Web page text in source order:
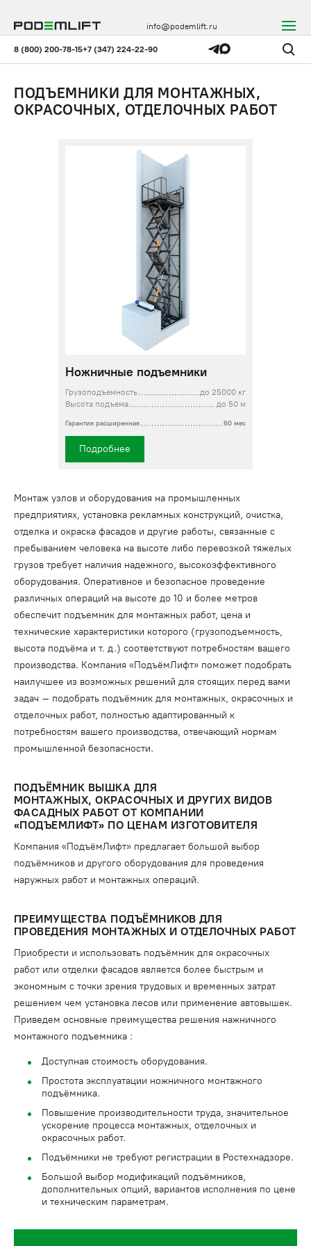
8 (800) 200-78-15+7 (347) 224-22-90
info@podemlift.ru
ПОДЪЕМНИКИ ДЛЯ МОНТАЖНЫХ,
ОКРАСОЧНЫХ, ОТДЕЛОЧНЫХ РАБОТ
Ножничные подъемники
Грузоподъемность
до 25000 кг
Высота подъема
до 50 м
Гарантия расширенная 60 мес
Подробнее
Монтаж узлов и оборудования на промышленных
предприятиях, установка рекламных конструкций, очистка,
отделка и окраска фасадов и другие работы, связанные с
пребыванием человека на высоте либо перевозкой тяжелых
грузов требует наличия надежного, высокоэффективного
оборудования. Оперативное и безопасное проведение
различных операций на высоте до 10 и более метров
обеспечит подъемник для монтажных работ, цена и
технические характеристики которого (грузоподъемность,
высота подъёма и т. д.) соответствуют потребностям вашего
производства. Компания «ПодъёмЛифт» поможет подобрать
наилучшее из возможных решений для стоящих перед вами
задач – подобрать подъёмник для монтажных, окрасочных и
отделочных работ, полностью адаптированный к
потребностям вашего производства, отвечающий нормам
промышленной безопасности.
ПОДЪЁМНИК ВЫШКА ДЛЯ
МОНТАЖНЫХ, ОКРАСОЧНЫХ И ДРУГИХ ВИДОВ
ФАСАДНЫХ РАБОТ ОТ КОМПАНИИ
«ПОДЪЕМЛИФТ» ПО ЦЕНАМ ИЗГОТОВИТЕЛЯ
Компания «ПодъёмЛифт» предлагает большой выбор
подъёмников и другого оборудования для проведения
наружных работ и монтажных операций.
ПРЕИМУЩЕСТВА ПОДЪЁМНИКОВ ДЛЯ
ПРОВЕДЕНИЯ МОНТАЖНЫХ И ОТДЕЛОЧНЫХ РАБОТ
Приобрести и использовать подъёмник для окрасочных
работ или отделки фасадов является более быстрым и
экономным с точки зрения трудовых и временных затрат
решением чем установка лесов или применение автовышек.
Приведем основные преимущества решения нажничного
монтажного подъемника :
Доступная стоимость оборудования.
Простота эксплуатации ножничного монтажного
подъёмника.
Повышение производительности труда, значительное
ускорение процесса монтажных, отделочных и
окрасочных работ.
Подъёмники не требуют регистрации в Ростехнадзоре.
Большой выбор модификаций подъёмников,
дополнительных опций, вариантов исполнения по цене
и техническим параметрам.